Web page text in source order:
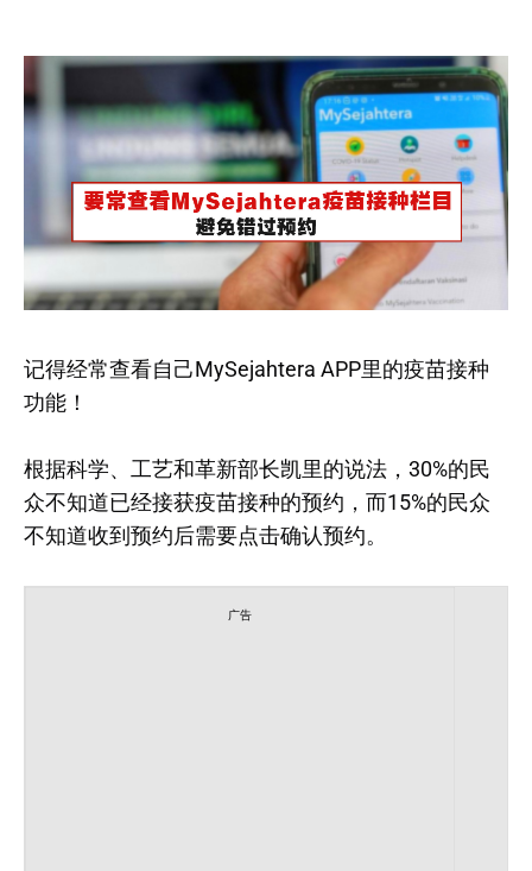
记得经常查看自己MySejahtera APP里的疫苗接种
功能！
根据科学、工艺和革新部长凯里的说法，30%的民
众不知道已经接获疫苗接种的预约，而15%的民众
不知道收到预约后需要点击确认预约。
广告